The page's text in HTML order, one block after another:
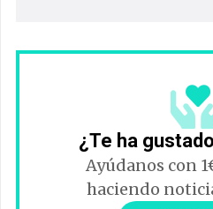
¿Te ha
Ayúdanos con
haciendo